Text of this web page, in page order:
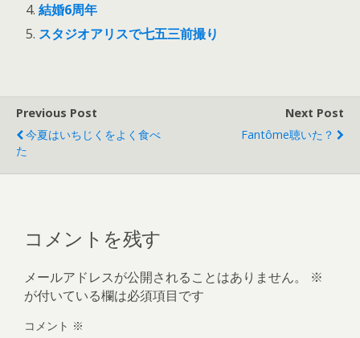
結婚6周年
スタジオアリスで七五三前撮り
Previous Post
今夏はいちじくをよく食べ
た
Next Post
Fantôme聴いた？
コメントを残す
メールアドレスが公開されることはありません。
※
が付いている欄は必須項目です
コメント ※